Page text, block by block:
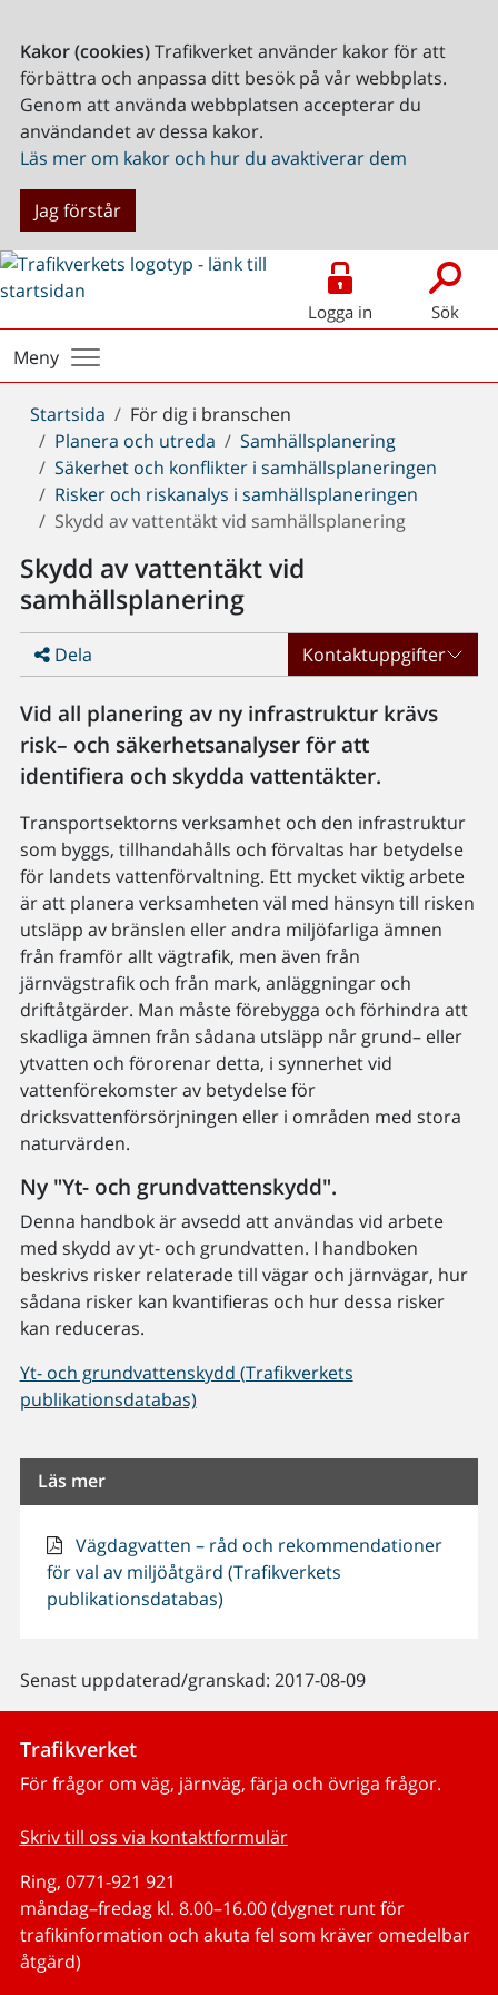
Kakor (cookies)Trafikverket använder kakor för att
förbättra och anpassa ditt besök på vår webbplats.
Genom att använda webbplatsen accepterar du
användandet av dessa kakor.
Läs mer om kakor och hur du avaktiverar dem
Jag förstår
Logga in Sök
Meny
Du
är
här:
Startsida
För dig i branschen
Planera och utreda
Samhällsplanering
Säkerhet och konflikter i samhällsplaneringen
Risker och riskanalys i samhällsplaneringen
Skydd av vattentäkt vid samhällsplanering
Skydd av vattentäkt vid
samhällsplanering
Dela Kontaktuppgifter
Vid all planering av ny infrastruktur krävs
risk– och säkerhetsanalyser för att
identifiera och skydda vattentäkter.
Transportsektorns verksamhet och den infrastruktur
som byggs, tillhandahålls och förvaltas har betydelse
för landets vattenförvaltning. Ett mycket viktig arbete
är att planera verksamheten väl med hänsyn till risken
utsläpp av bränslen eller andra miljöfarliga ämnen
från framför allt vägtrafik, men även från
järnvägstrafik och från mark, anläggningar och
driftåtgärder. Man måste förebygga och förhindra att
skadliga ämnen från sådana utsläpp når grund– eller
ytvatten och förorenar detta, i synnerhet vid
vattenförekomster av betydelse för
dricksvattenförsörjningen eller i områden med stora
naturvärden.
Ny "Yt- och grundvattenskydd".
Denna handbok är avsedd att användas vid arbete
med skydd av yt- och grundvatten. I handboken
beskrivs risker relaterade till vägar och järnvägar, hur
sådana risker kan kvantifieras och hur dessa risker
kan reduceras.
Yt- och grundvattenskydd (Trafikverkets
publikationsdatabas)
Läs mer
Vägdagvatten – råd och rekommendationer
för val av miljöåtgärd (Trafikverkets
publikationsdatabas)
Senast uppdaterad/granskad: 2017-08-09
Trafikverket
För frågor om väg, järnväg, färja och övriga frågor.
Skriv till oss via kontaktformulär
Ring, 0771-921 921
måndag–fredag kl. 8.00–16.00 (dygnet runt för
trafikinformation och akuta fel som kräver omedelbar
åtgärd)